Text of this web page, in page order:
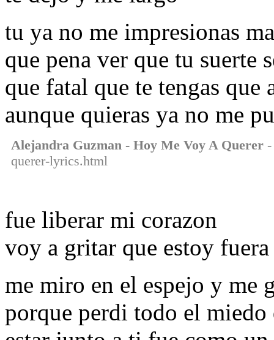
tu ya no me impresionas
que pena ver que tu suerte
que fatal que te tengas que
aunque quieras ya no me
Alejandra Guzman - Hoy Me Voy A Querer -
querer-lyrics.html
fue liberar mi corazon
voy a gritar que estoy
me miro en el espejo y me
porque perdi todo el miedo